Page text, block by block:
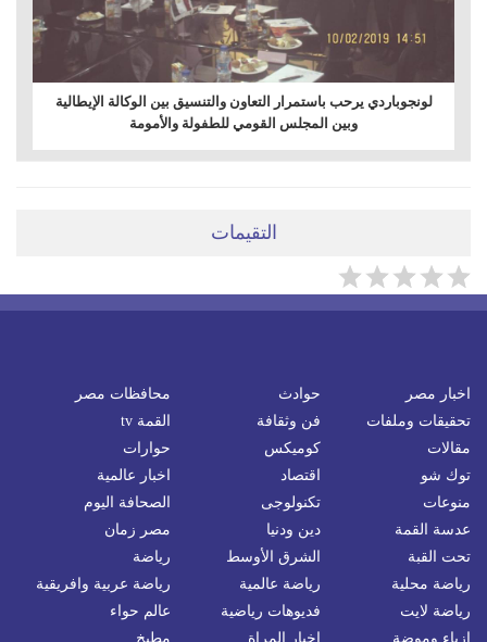
لونجوباردي يرحب باستمرار التعاون والتنسيق بين الوكالة الإيطالية
وبين المجلس القومي للطفولة والأمومة
التقيمات
اخبار مصر حوادث
محافظات مصر
تحقيقات وملفات
فن وثقافة
القمة tv
مقالات
كوميكس
حوارات
توك شو
اقتصاد
اخبار عالمية
منوعات
تكنولوجى
الصحافة اليوم
عدسة القمة
دين ودنيا
مصر زمان
تحت القبة
الشرق الأوسط
رياضة
رياضة محلية
رياضة عالمية
رياضة عربية وافريقية
رياضة لايت
فديوهات رياضية
عالم حواء
ازياء وموضة
اخبار المراة مطبخ